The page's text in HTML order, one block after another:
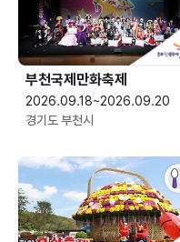
부천국제만화축제
2026.09.18~2026.09.20
경기도 부천시